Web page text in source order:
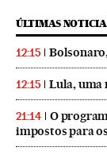
ÚLTIMAS
12:15
12:15 Lula, uma
21:14
O
impostos para